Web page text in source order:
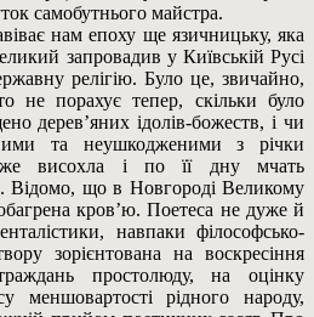
самобутнього майстра.
нам епоху ще язичницьку, яка
запровадив у Київській Русі
релігію. Було це, звичайно,
не порахує тепер, скільки було
дерев’яних ідолів-божеств, і чи
та неушкодженими з річки
висохла і по її дну мчать
Відомо, що в Новгороді Великому
кров’ю. Поетеса не дуже й
навпаки філософсько-
зорієнтована на воскресіння
простолюду, на оцінку
меншовартості рідного народу,